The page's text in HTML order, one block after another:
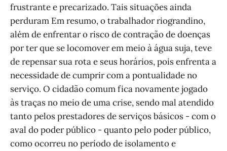
frustrante e precarizado. Tais situações ainda
perduram Em resumo, o trabalhador riograndino,
além de enfrentar o risco de contração de doenças
por ter que se locomover em meio à água suja, teve
de repensar sua rota e seus horários, pois enfrenta a
necessidade de cumprir com a pontualidade no
serviço. O cidadão comum fica novamente jogado
às traças no meio de uma crise, sendo mal atendido
tanto pelos prestadores de serviços básicos - com o
aval do poder público - quanto pelo poder público,
como ocorreu no período de isolamento e